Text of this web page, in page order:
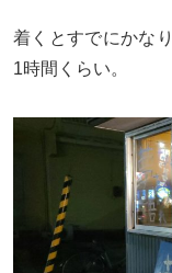
着くとすでにかな
1時間くらい。